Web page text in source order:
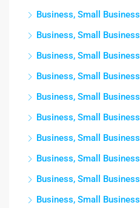
Business, Small Business
Business, Small Business
Business, Small Business
Business, Small Business
Business, Small Business
Business, Small Business
Business, Small Business
Business, Small Business
Business, Small Business
Business, Small Business